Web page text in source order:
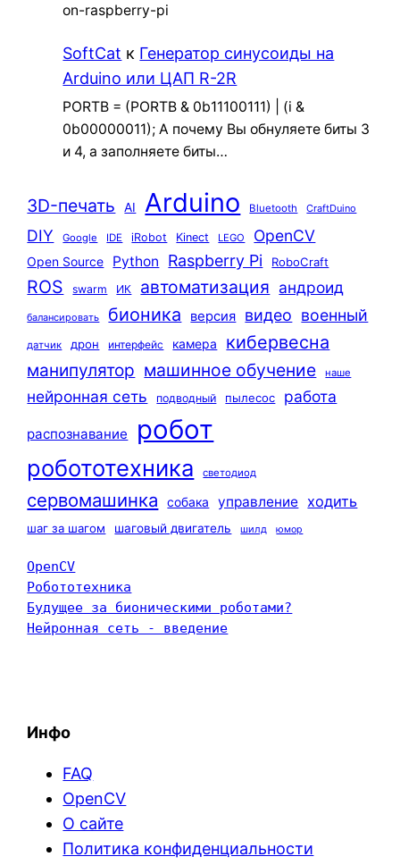
on-raspberry-pi
SoftCat к Генератор синусоиды на
Arduino или ЦАП R-2R
PORTB = (PORTB & 0b11100111) | (i &
0b00000011); А почему Вы обнуляете биты 3
и 4, а заполняете биты…
3D-печать AI Arduino Bluetooth CraftDuino
DIY Google IDE iRobot Kinect LEGO OpenCV
Open Source Python Raspberry Pi RoboCraft
ROS swarm ИК автоматизация андроид
балансировать бионика версия видео военный
датчик дрон интерфейс камера кибервесна
манипулятор машинное обучение наше
нейронная сеть подводный пылесос работа
распознавание робот
робототехника светодиод
сервомашинка собака управление ходить
шаг за шагом шаговый двигатель шилд юмор
OpenCV
Робототехника
Будущее за бионическими роботами?
Нейронная сеть - введение
Инфо
FAQ
OpenCV
О сайте
Политика конфиденциальности